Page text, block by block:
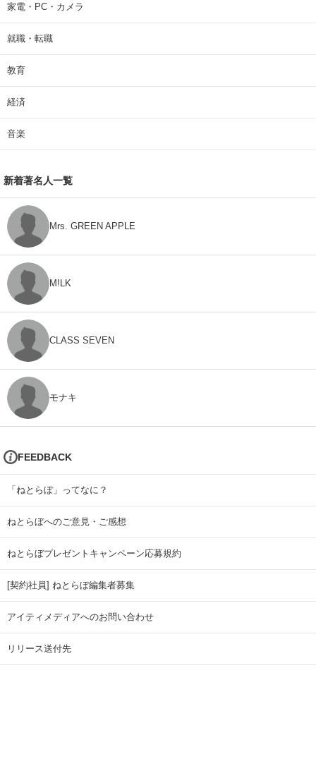
家電・PC・カメラ
就職・転職
教育
経済
音楽
新着著名人一覧
Mrs. GREEN APPLE
M!LK
CLASS SEVEN
モナキ
FEEDBACK
「ねとらぼ」ってなに？
ねとらぼへのご意見・ご感想
ねとらぼプレゼントキャンペーン応募規約
[契約社員] ねとらぼ編集者募集
アイティメディアへのお問い合わせ
リリース送付先